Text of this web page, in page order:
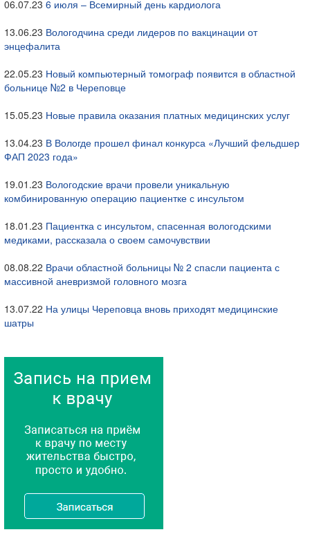
06.07.23 6 июля – Всемирный день кардиолога
13.06.23 Вологодчина среди лидеров по вакцинации от
энцефалита
22.05.23 Новый компьютерный томограф появится в областной
больнице №2 в Череповце
15.05.23 Новые правила оказания платных медицинских услуг
13.04.23 В Вологде прошел финал конкурса «Лучший фельдшер
ФАП 2023 года»
19.01.23 Вологодские врачи провели уникальную
комбинированную операцию пациентке с инсультом
18.01.23 Пациентка с инсультом, спасенная вологодскими
медиками, рассказала о своем самочувствии
08.08.22 Врачи областной больницы № 2 спасли пациента с
массивной аневризмой головного мозга
13.07.22 На улицы Череповца вновь приходят медицинские
шатры